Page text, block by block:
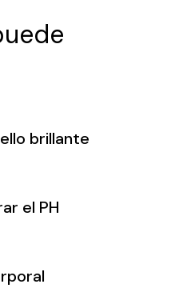
brillante
el PH